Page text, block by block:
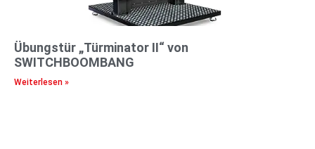
Übungstür „Türminator II“ von
SWITCHBOOMBANG
Weiterlesen »